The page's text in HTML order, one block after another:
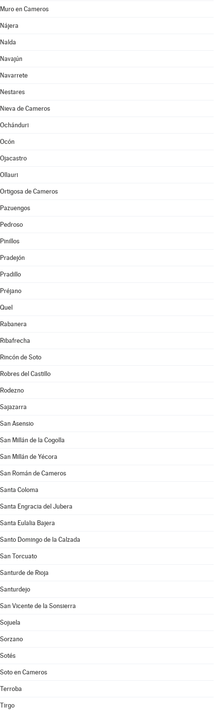
Muro en Cameros
Nájera
Nalda
Navajún
Navarrete
Nestares
Nieva de Cameros
Ochánduri
Ocón
Ojacastro
Ollauri
Ortigosa de Cameros
Pazuengos
Pedroso
Pinillos
Pradejón
Pradillo
Préjano
Quel
Rabanera
Ribafrecha
Rincón de Soto
Robres del Castillo
Rodezno
Sajazarra
San Asensio
San Millán de la Cogolla
San Millán de Yécora
San Román de Cameros
Santa Coloma
Santa Engracia del Jubera
Santa Eulalia Bajera
Santo Domingo de la Calzada
San Torcuato
Santurde de Rioja
Santurdejo
San Vicente de la Sonsierra
Sojuela
Sorzano
Sotés
Soto en Cameros
Terroba
Tirgo